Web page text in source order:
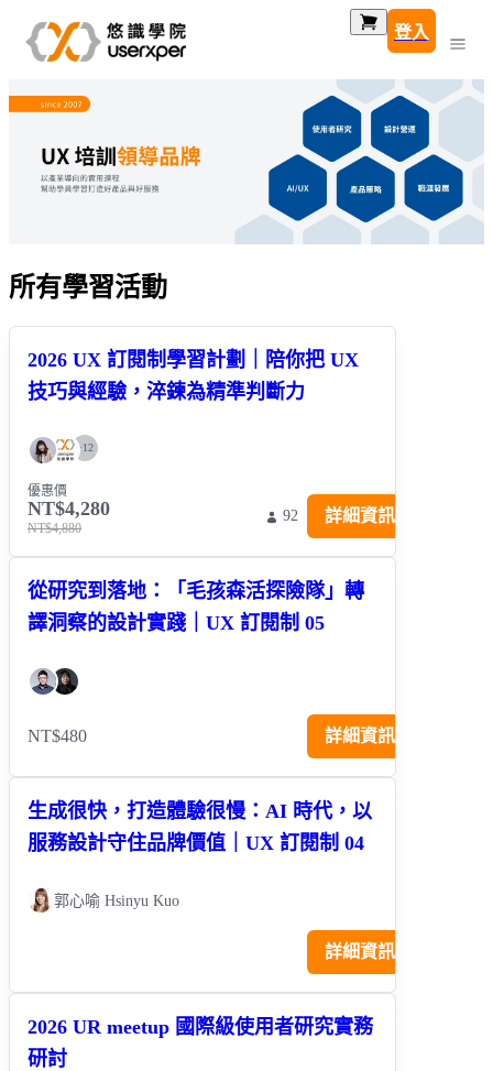
登入
所有學習活動
2026 UX 訂閱制學習計劃｜陪你把 UX
技巧與經驗，淬鍊為精準判斷力
+12
優惠價
NT$4,280
NT$4,880
92 詳細資訊
從研究到落地：「毛孩森活探險隊」轉
譯洞察的設計實踐｜UX 訂閱制 05
NT$480 詳細資訊
生成很快，打造體驗很慢：AI 時代，以
服務設計守住品牌價值｜UX 訂閱制 04
郭心喻 Hsinyu Kuo
詳細資訊
2026 UR meetup 國際級使用者研究實務
研討